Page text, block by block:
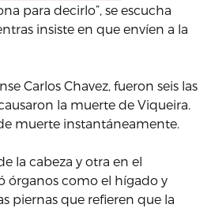
para decirlo”, se escucha
insiste en que envíen a la
Carlos Chavez, fueron seis las
la muerte de Viqueira.
muerte instantáneamente.
la cabeza y otra en el
órganos como el hígado y
piernas que refieren que la